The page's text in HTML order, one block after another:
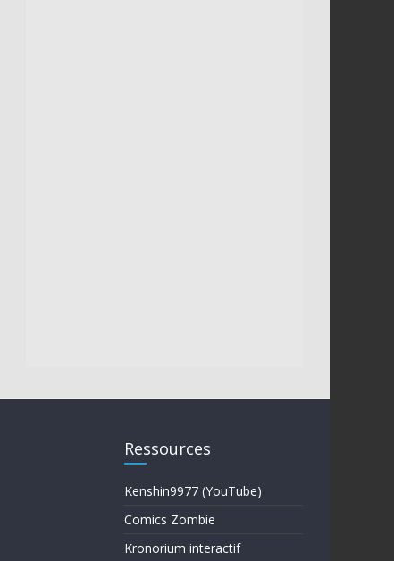
Ressources
Kenshin9977 (YouTube)
Comics Zombie
Kronorium interactif